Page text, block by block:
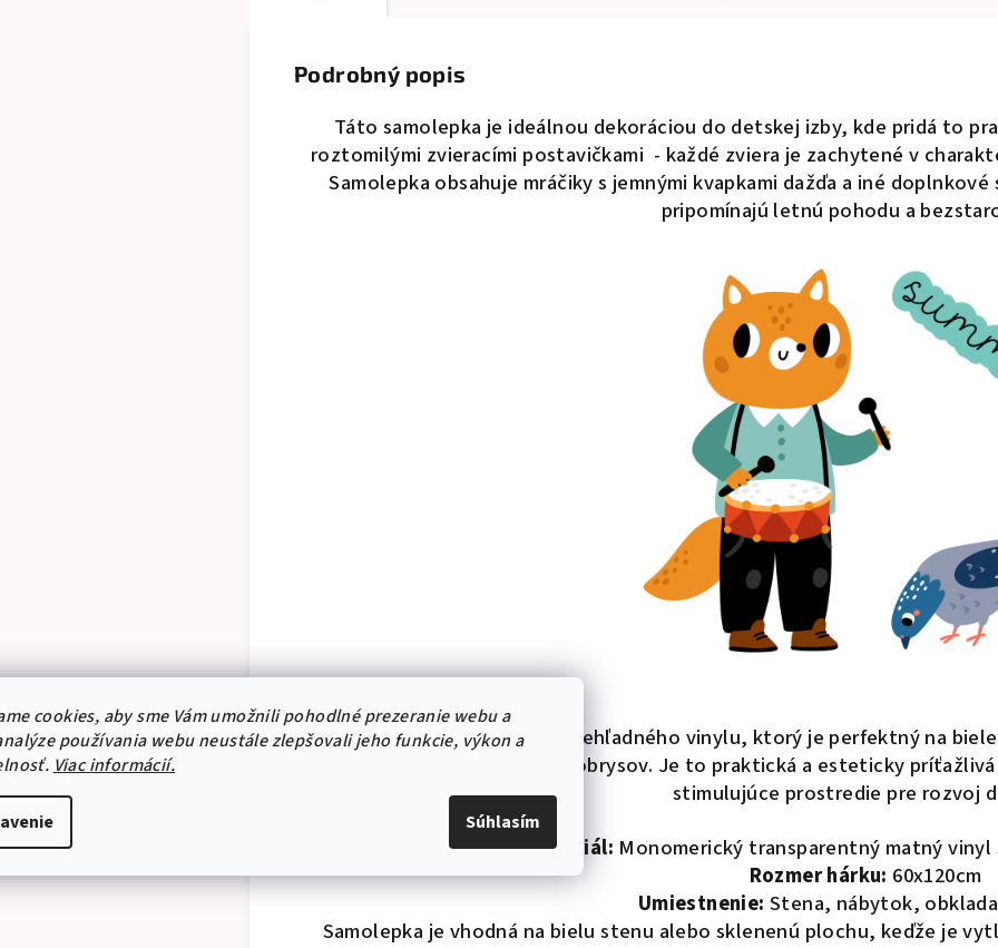
cookies, aby sme Vám umožnili pohodlné prezeranie webu a
používania webu neustále zlepšovali jeho funkcie, výkon a
Viac informácií.
Súhlasím
Podrobný popis
Táto samolepka je ideálnou dekoráciou do detskej izby, kde pridá to
roztomilými zvieracími postavičkami - každé zviera je zachytené v
Samolepka obsahuje mráčiky s jemnými kvapkami dažďa a iné
pripomínajú letnú pohodu a
Samolepka je vyrobená z priehľadného vinylu, ktorý je perfektný na
vyniknúť bez viditeľných obrysov. Je to praktická a esteticky
stimulujúce prostredie pre rozvoj
Materiál: Monomerický transparentný matný
Rozmer hárku: 60x120cm
Umiestnenie: Stena, nábytok,
Samolepka je vhodná na bielu stenu alebo sklenenú plochu, keďže je